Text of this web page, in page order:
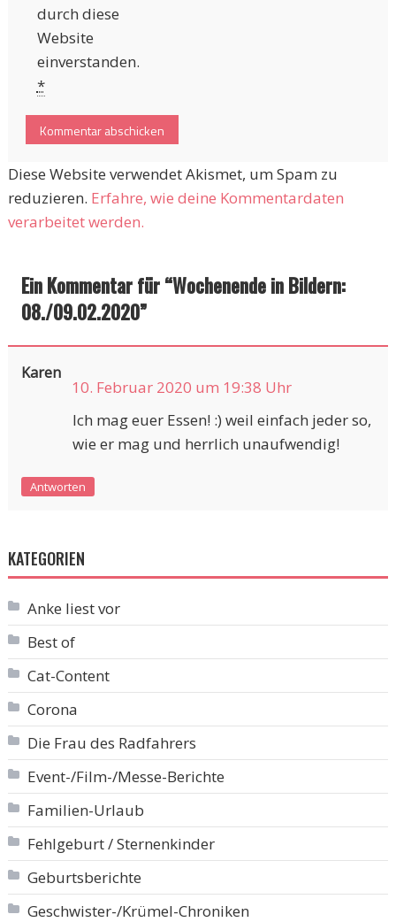
durch diese
Website
einverstanden.
*
Diese Website verwendet Akismet, um Spam zu
reduzieren. Erfahre, wie deine Kommentardaten
verarbeitet werden.
Ein Kommentar für “Wochenende in Bildern:
08./09.02.2020”
Karen
10. Februar 2020 um 19:38 Uhr
Ich mag euer Essen! :) weil einfach jeder so,
wie er mag und herrlich unaufwendig!
Antworten
KATEGORIEN
Anke liest vor
Best of
Cat-Content
Corona
Die Frau des Radfahrers
Event-/Film-/Messe-Berichte
Familien-Urlaub
Fehlgeburt / Sternenkinder
Geburtsberichte
Geschwister-/Krümel-Chroniken